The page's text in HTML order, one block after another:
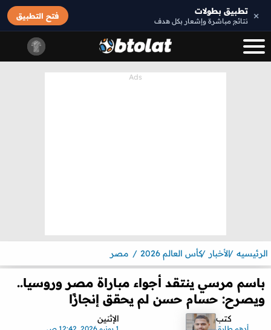
× تطبيق بطولات
نتائج مباشرة وإشعار بكل هدف
فتح التطبيق
الرئيسيه الأخبار كأس العالم 2026 مصر
باسم مرسي ينتقد أجواء مباراة مصر وروسيا..
ويصرح: حسام حسن لم يحقق إنجازًا
كتب الإثنين